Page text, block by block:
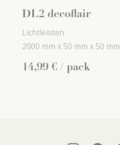
DL2 decoflair
Lichtleisten
2000 mm x 50 mm x 50 mm
14,99 € / pack